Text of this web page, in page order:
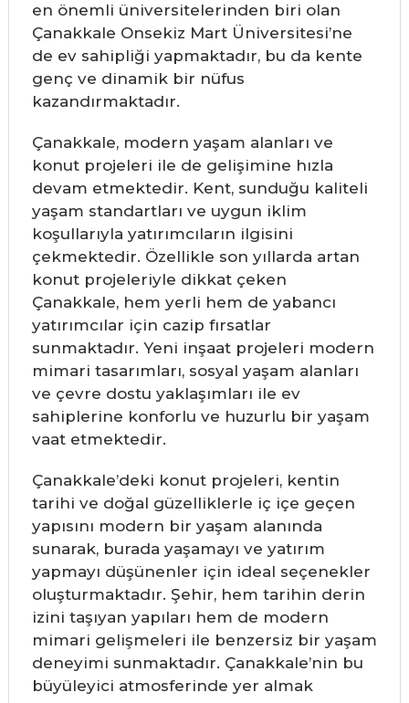
en önemli üniversitelerinden biri olan
Çanakkale Onsekiz Mart Üniversitesi’ne
de ev sahipliği yapmaktadır, bu da kente
genç ve dinamik bir nüfus
kazandırmaktadır.
Çanakkale, modern yaşam alanları ve
konut projeleri ile de gelişimine hızla
devam etmektedir. Kent, sunduğu kaliteli
yaşam standartları ve uygun iklim
koşullarıyla yatırımcıların ilgisini
çekmektedir. Özellikle son yıllarda artan
konut projeleriyle dikkat çeken
Çanakkale, hem yerli hem de yabancı
yatırımcılar için cazip fırsatlar
sunmaktadır. Yeni inşaat projeleri modern
mimari tasarımları, sosyal yaşam alanları
ve çevre dostu yaklaşımları ile ev
sahiplerine konforlu ve huzurlu bir yaşam
vaat etmektedir.
Çanakkale’deki konut projeleri, kentin
tarihi ve doğal güzelliklerle iç içe geçen
yapısını modern bir yaşam alanında
sunarak, burada yaşamayı ve yatırım
yapmayı düşünenler için ideal seçenekler
oluşturmaktadır. Şehir, hem tarihin derin
izini taşıyan yapıları hem de modern
mimari gelişmeleri ile benzersiz bir yaşam
deneyimi sunmaktadır. Çanakkale’nin bu
büyüleyici atmosferinde yer almak